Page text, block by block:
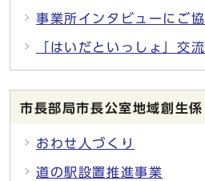
事業所インタビューにご
「はいだといっしょ」交
市長部局市長公室地域創生係
おわせ人づくり
道の駅設置推進事業